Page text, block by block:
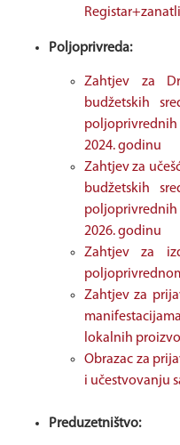
Poljoprivreda:
Zahtjev za
budžetskih
2024. godinu
Zahtjev za
budžetskih
2026. godinu
Zahtjev za
Zahtjev za
lokalnih
Obrazac za
i učestvovanju
Preduzetništvo: